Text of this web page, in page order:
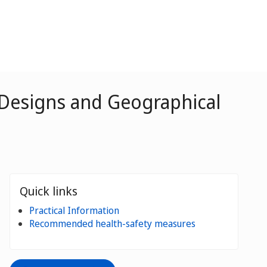
and Geographical
Quick links
Practical Information
Recommended health-safety measures